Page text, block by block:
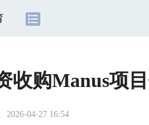
收购Manus项
2026-04-27 16:54